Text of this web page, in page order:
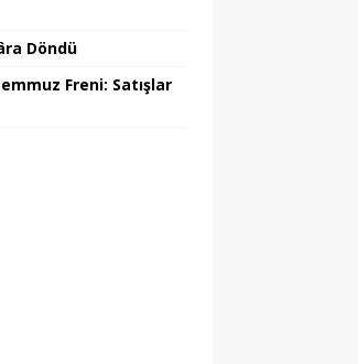
Döndü
Freni: Satışlar